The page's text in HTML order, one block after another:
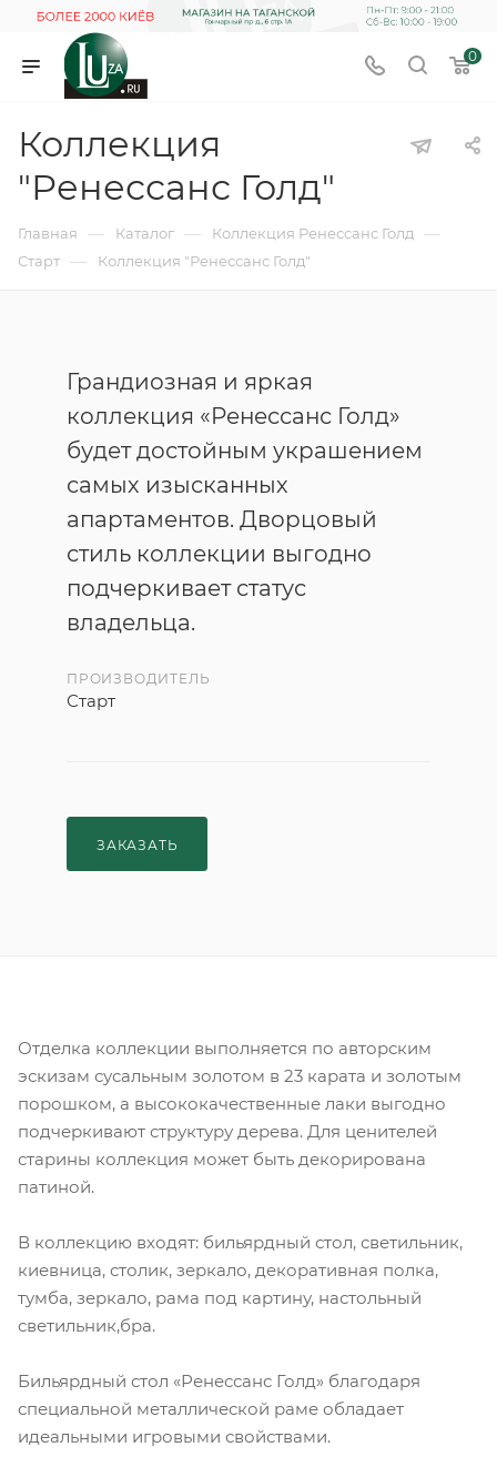
0
Коллекция
"Ренессанс Голд"
Главная — Каталог — Коллекция Ренессанс Голд —
Старт — Коллекция "Ренессанс Голд"
Грандиозная и яркая
коллекция «Ренессанс Голд»
будет достойным украшением
самых изысканных
апартаментов. Дворцовый
стиль коллекции выгодно
подчеркивает статус
владельца.
ПРОИЗВОДИТЕЛЬ
Старт
ЗАКАЗАТЬ
Отделка коллекции выполняется по авторским
эскизам сусальным золотом в 23 карата и золотым
порошком, а высококачественные лаки выгодно
подчеркивают структуру дерева. Для ценителей
старины коллекция может быть декорирована
патиной.
В коллекцию входят: бильярдный стол, светильник,
киевница, столик, зеркало, декоративная полка,
тумба, зеркало, рама под картину, настольный
светильник,бра.
Бильярдный стол «Ренессанс Голд» благодаря
специальной металлической раме обладает
идеальными игровыми свойствами.